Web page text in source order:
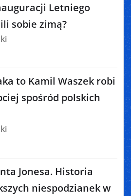
Letniego
sobie zimą?
to Kamil Waszek robi
spośród polskich
Jonesa. Historia
niespodzianek w